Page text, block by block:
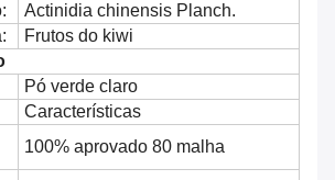
Actinidia chinensis Planch.
Frutos do kiwi
Pó verde claro
Características
100% aprovado 80 malha